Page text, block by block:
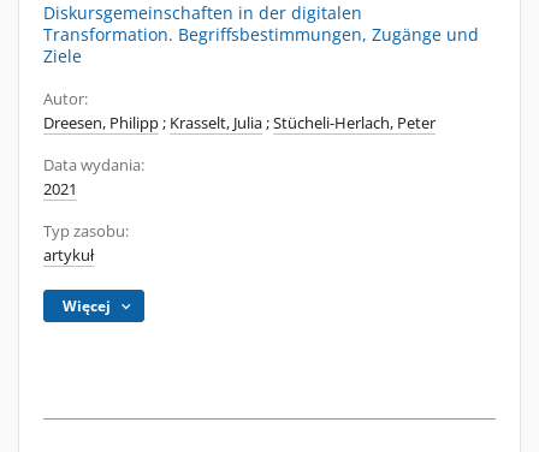
Diskursgemeinschaften in der digitalen
Transformation. Begriffsbestimmungen, Zugänge und
Ziele
Autor:
Dreesen, Philipp; Krasselt, Julia;Stücheli-Herlach, Peter
Data wydania:
2021
Typ zasobu:
artykuł
Więcej